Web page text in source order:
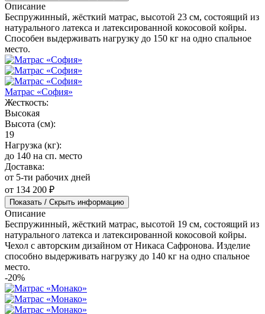
Описание
Беспружинный, жёсткий матрас, высотой 23 см, состоящий из
натурального латекса и латексированной кокосовой койры.
Способен выдерживать нагрузку до 150 кг на одно спальное
место.
Матрас «София»
Жесткость:
Высокая
Высота (см):
19
Нагрузка (кг):
до 140 на сп. место
Доставка:
от 5-ти рабочих дней
от 134 200 ₽
Показать / Скрыть информацию
Описание
Беспружинный, жёсткий матрас, высотой 19 см, состоящий из
натурального латекса и латексированной кокосовой койры.
Чехол с авторским дизайном от Никаса Сафронова. Изделие
способно выдерживать нагрузку до 140 кг на одно спальное
место.
-20%